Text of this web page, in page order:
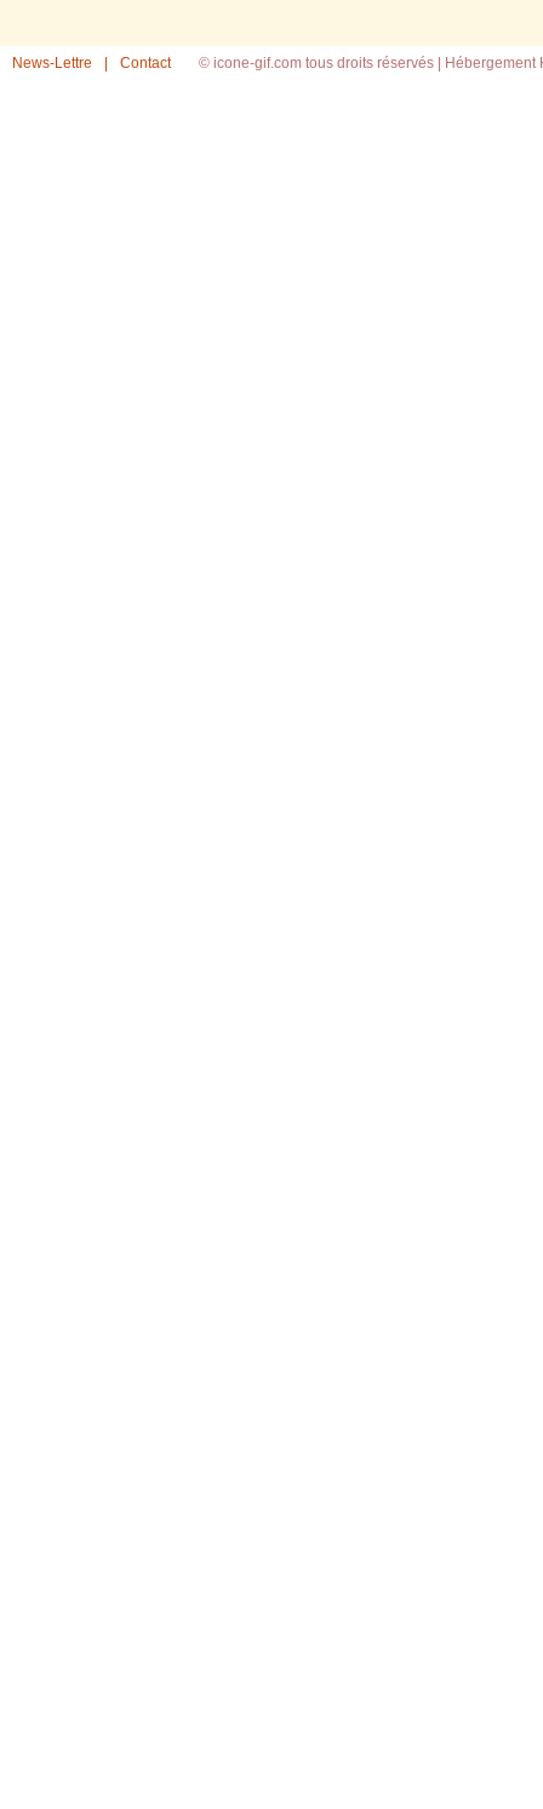
News-Lettre Contact © icone-gif.com tous droits réservés | Hébergement